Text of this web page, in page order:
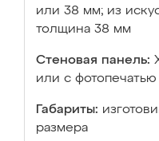
или 38 мм; из
толщина 38 мм
Стеновая панель:
или с фотопечатью
Габариты:
размера